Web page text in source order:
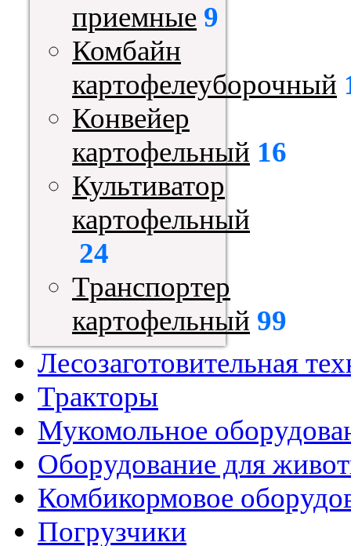
приемные 9
Комбайн
картофелеуборочный
Конвейер
картофельный 16
Культиватор
картофельный
24
Транспортер
картофельный 99
Лесозаготовительная
Тракторы
Мукомольное
Оборудование для
Комбикормовое
Погрузчики